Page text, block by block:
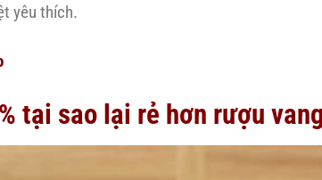
yêu thích.
tại sao lại rẻ hơn rượu